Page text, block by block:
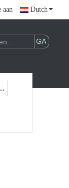
aan Dutch
AAN